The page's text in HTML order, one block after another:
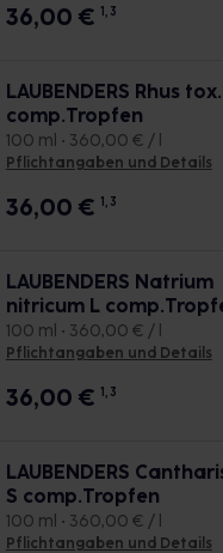
36,00 € 1, 3
LAUBENDERS Rhus
comp.Tropfen
100 ml • 360,00 € / l
Pflichtangaben und Details
36,00 € 1, 3
LAUBENDERS Natrium
nitricum L
100 ml • 360,00 € / l
Pflichtangaben und Details
36,00 € 1, 3
LAUBENDERS
S comp.Tropfen
100 ml • 360,00 € / l
Pflichtangaben und Details